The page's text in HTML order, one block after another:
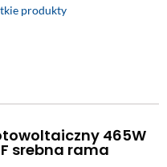
produkty
465W
srebna rama